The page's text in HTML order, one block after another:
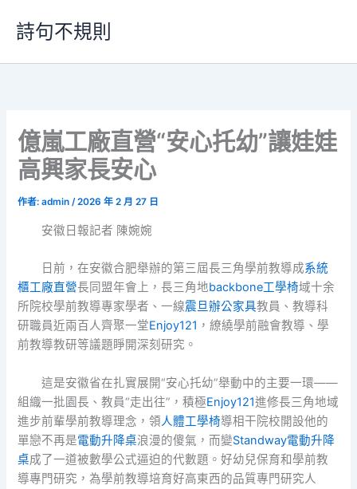
要
詩句不規則
億嵐工廠直營“安心托幼”讓娃娃
高興家長安心
作者:admin/2026 年 2 月 27 日
安徽日報記者 陳婉婉
日前，在安徽合肥舉辦的第三屆長三角學前教導成系統
櫃工廠直營長同盟年會上，長三角地backbone工學椅域十余
所院校學前教導專家學者、一線震旦辦公家具教員、教導科
研職員近兩百人齊聚一堂Enjoy121 ，繚繞學前融會教導、學
前教導教研等議題睜開深刻研究。
這是安徽省在扎實展開“安心托幼”舉動中的主要一環——
組織一批園長、教員“走出往”，積極Enjoy121進修長三角地域
進步前輩學前教導理念，領人體工學椅導相干院校開設他的
單戀不再是電動升降桌浪漫的傻氣，而變Standway電動升降
桌成了一道被數學公式逼迫的代數題。好幼兒保育和學前教
導專門研究，為學前教導培育好高東西的品質專門研究人